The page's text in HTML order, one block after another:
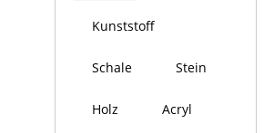
Kunststoff
Schale Stein
Holz Acryl